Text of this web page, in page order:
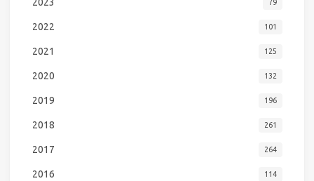
2023 79
2022 101
2021 125
2020 132
2019 196
2018 261
2017 264
2016 114